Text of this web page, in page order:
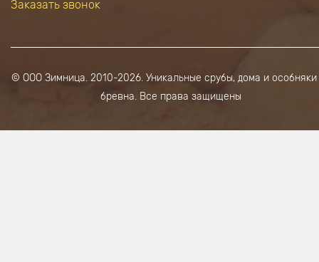
Заказать звонок
© ООО Зимница. 2010-2026. Уникальные срубы, дома и особняки
бревна. Все права защищены